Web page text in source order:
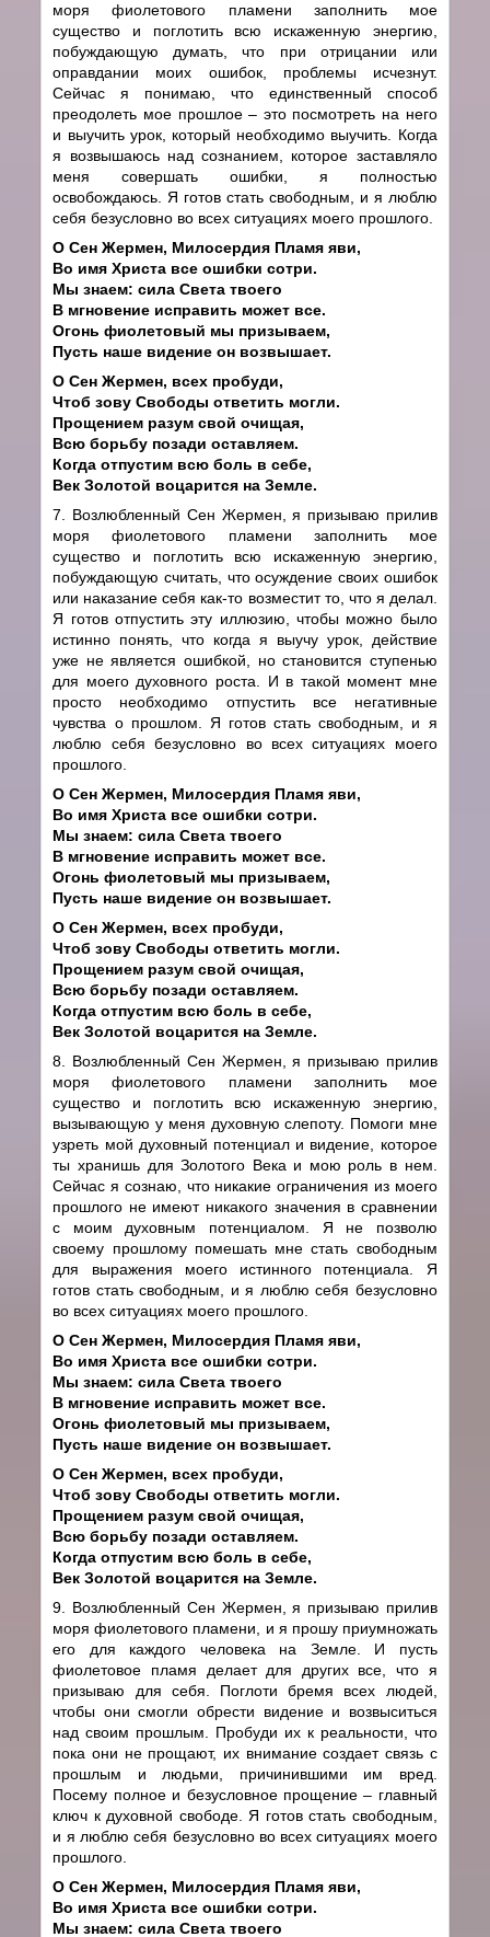
моря фиолетового пламени заполнить мое
существо и поглотить всю искаженную энергию,
побуждающую думать, что при отрицании или
оправдании моих ошибок, проблемы исчезнут.
Сейчас я понимаю, что единственный способ
преодолеть мое прошлое – это посмотреть на него
и выучить урок, который необходимо выучить. Когда
я возвышаюсь над сознанием, которое заставляло
меня совершать ошибки, я полностью
освобождаюсь. Я готов стать свободным, и я люблю
себя безусловно во всех ситуациях моего прошлого.
О Сен Жермен, Милосердия Пламя яви,
Во имя Христа все ошибки сотри.
Мы знаем: сила Света твоего
В мгновение исправить может все.
Огонь фиолетовый мы призываем,
Пусть наше видение он возвышает.
О Сен Жермен, всех пробуди,
Чтоб зову Свободы ответить могли.
Прощением разум свой очищая,
Всю борьбу позади оставляем.
Когда отпустим всю боль в себе,
Век Золотой воцарится на Земле.
7. Возлюбленный Сен Жермен, я призываю прилив
моря фиолетового пламени заполнить мое
существо и поглотить всю искаженную энергию,
побуждающую считать, что осуждение своих ошибок
или наказание себя как-то возместит то, что я делал.
Я готов отпустить эту иллюзию, чтобы можно было
истинно понять, что когда я выучу урок, действие
уже не является ошибкой, но становится ступенью
для моего духовного роста. И в такой момент мне
просто необходимо отпустить все негативные
чувства о прошлом. Я готов стать свободным, и я
люблю себя безусловно во всех ситуациях моего
прошлого.
О Сен Жермен, Милосердия Пламя яви,
Во имя Христа все ошибки сотри.
Мы знаем: сила Света твоего
В мгновение исправить может все.
Огонь фиолетовый мы призываем,
Пусть наше видение он возвышает.
О Сен Жермен, всех пробуди,
Чтоб зову Свободы ответить могли.
Прощением разум свой очищая,
Всю борьбу позади оставляем.
Когда отпустим всю боль в себе,
Век Золотой воцарится на Земле.
8. Возлюбленный Сен Жермен, я призываю прилив
моря фиолетового пламени заполнить мое
существо и поглотить всю искаженную энергию,
вызывающую у меня духовную слепоту. Помоги мне
узреть мой духовный потенциал и видение, которое
ты хранишь для Золотого Века и мою роль в нем.
Сейчас я сознаю, что никакие ограничения из моего
прошлого не имеют никакого значения в сравнении
с моим духовным потенциалом. Я не позволю
своему прошлому помешать мне стать свободным
для выражения моего истинного потенциала. Я
готов стать свободным, и я люблю себя безусловно
во всех ситуациях моего прошлого.
О Сен Жермен, Милосердия Пламя яви,
Во имя Христа все ошибки сотри.
Мы знаем: сила Света твоего
В мгновение исправить может все.
Огонь фиолетовый мы призываем,
Пусть наше видение он возвышает.
О Сен Жермен, всех пробуди,
Чтоб зову Свободы ответить могли.
Прощением разум свой очищая,
Всю борьбу позади оставляем.
Когда отпустим всю боль в себе,
Век Золотой воцарится на Земле.
9. Возлюбленный Сен Жермен, я призываю прилив
моря фиолетового пламени, и я прошу приумножать
его для каждого человека на Земле. И пусть
фиолетовое пламя делает для других все, что я
призываю для себя. Поглоти бремя всех людей,
чтобы они смогли обрести видение и возвыситься
над своим прошлым. Пробуди их к реальности, что
пока они не прощают, их внимание создает связь с
прошлым и людьми, причинившими им вред.
Посему полное и безусловное прощение – главный
ключ к духовной свободе. Я готов стать свободным,
и я люблю себя безусловно во всех ситуациях моего
прошлого.
О Сен Жермен, Милосердия Пламя яви,
Во имя Христа все ошибки сотри.
Мы знаем: сила Света твоего